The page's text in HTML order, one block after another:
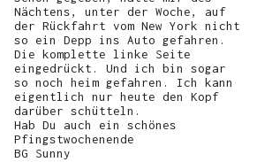
Nächtens, unter der Woche, auf
der Rückfahrt vom New York nicht
so ein Depp ins Auto gefahren.
Die komplette linke Seite
eingedrückt. Und ich bin sogar
so noch heim gefahren. Ich kann
eigentlich nur heute den Kopf
darüber schütteln.
Hab Du auch ein schönes
Pfingstwochenende
BG Sunny